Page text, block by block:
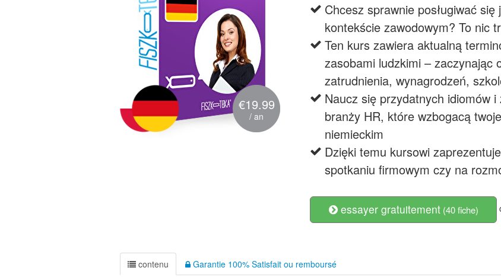
€19.99
/ an
Chcesz sprawnie posługiwać
kontekście zawodowym? To nic
Ten kurs zawiera aktualną
zasobami ludzkimi – zaczynając
zatrudnienia, wynagrodzeń,
Naucz się przydatnych idiomów
branży HR, które wzbogacą
niemieckim
Dzięki temu kursowi
spotkaniu firmowym czy na
essayer gratuitement(40 fiche)
contenu Garantie 100% Satisfait ou remboursé